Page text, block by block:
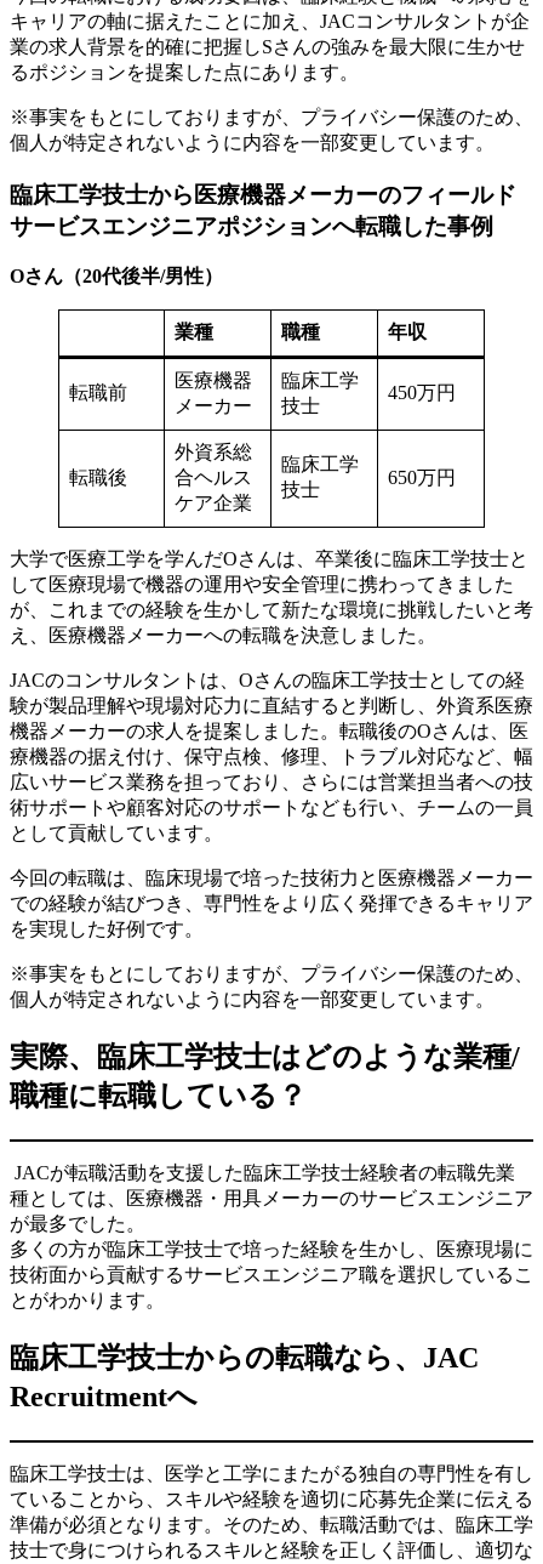
キャリアの軸に据えたことに加え、JACコンサルタントが企
業の求人背景を的確に把握しSさんの強みを最大限に生かせ
るポジションを提案した点にあります。
※事実をもとにしておりますが、プライバシー保護のため、
個人が特定されないように内容を一部変更しています。
臨床工学技士から医療機器メーカーのフィールド
サービスエンジニアポジションへ転職した事例
Oさん（20代後半/男性）
業種 職種 年収
転職前
医療機器
メーカー
臨床工学
技士
450万円
転職後
外資系総
合ヘルス
ケア企業
臨床工学
技士
650万円
大学で医療工学を学んだOさんは、卒業後に臨床工学技士と
して医療現場で機器の運用や安全管理に携わってきました
が、これまでの経験を生かして新たな環境に挑戦したいと考
え、医療機器メーカーへの転職を決意しました。
JACのコンサルタントは、Oさんの臨床工学技士としての経
験が製品理解や現場対応力に直結すると判断し、外資系医療
機器メーカーの求人を提案しました。転職後のOさんは、医
療機器の据え付け、保守点検、修理、トラブル対応など、幅
広いサービス業務を担っており、さらには営業担当者への技
術サポートや顧客対応のサポートなども行い、チームの一員
として貢献しています。
今回の転職は、臨床現場で培った技術力と医療機器メーカー
での経験が結びつき、専門性をより広く発揮できるキャリア
を実現した好例です。
※事実をもとにしておりますが、プライバシー保護のため、
個人が特定されないように内容を一部変更しています。
実際、臨床工学技士はどのような業種/
職種に転職している？
JACが転職活動を支援した臨床工学技士経験者の転職先業
種としては、医療機器・用具メーカーのサービスエンジニア
が最多でした。
多くの方が臨床工学技士で培った経験を生かし、医療現場に
技術面から貢献するサービスエンジニア職を選択しているこ
とがわかります。
臨床工学技士からの転職なら、JAC
Recruitmentへ
臨床工学技士は、医学と工学にまたがる独自の専門性を有し
ていることから、スキルや経験を適切に応募先企業に伝える
準備が必須となります。そのため、転職活動では、臨床工学
技士で身につけられるスキルと経験を正しく評価し、適切な